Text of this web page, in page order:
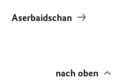
Aserbaidschan
nach oben